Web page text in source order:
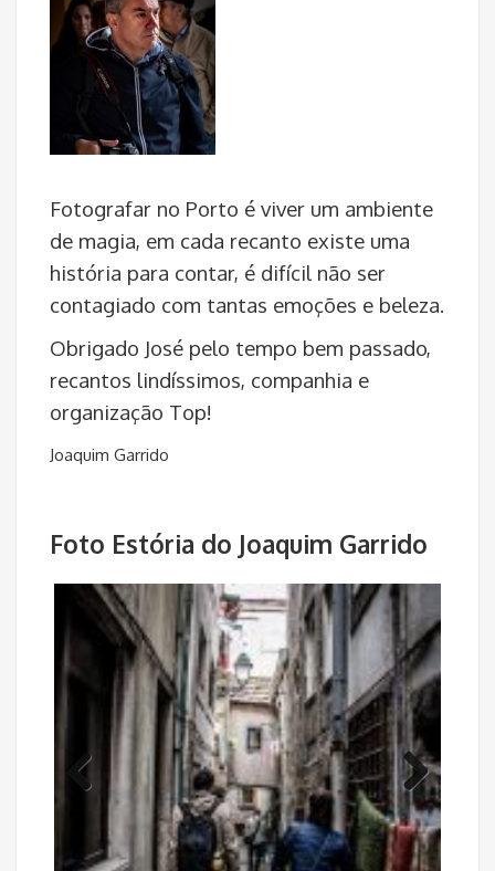
Joaquim Garrido
Fotografar no Porto é viver um ambiente
de magia, em cada recanto existe uma
história para contar, é difícil não ser
contagiado com tantas emoções e beleza.
Obrigado José pelo tempo bem passado,
recantos lindíssimos, companhia e
Foto Estória do Joaquim Garrido